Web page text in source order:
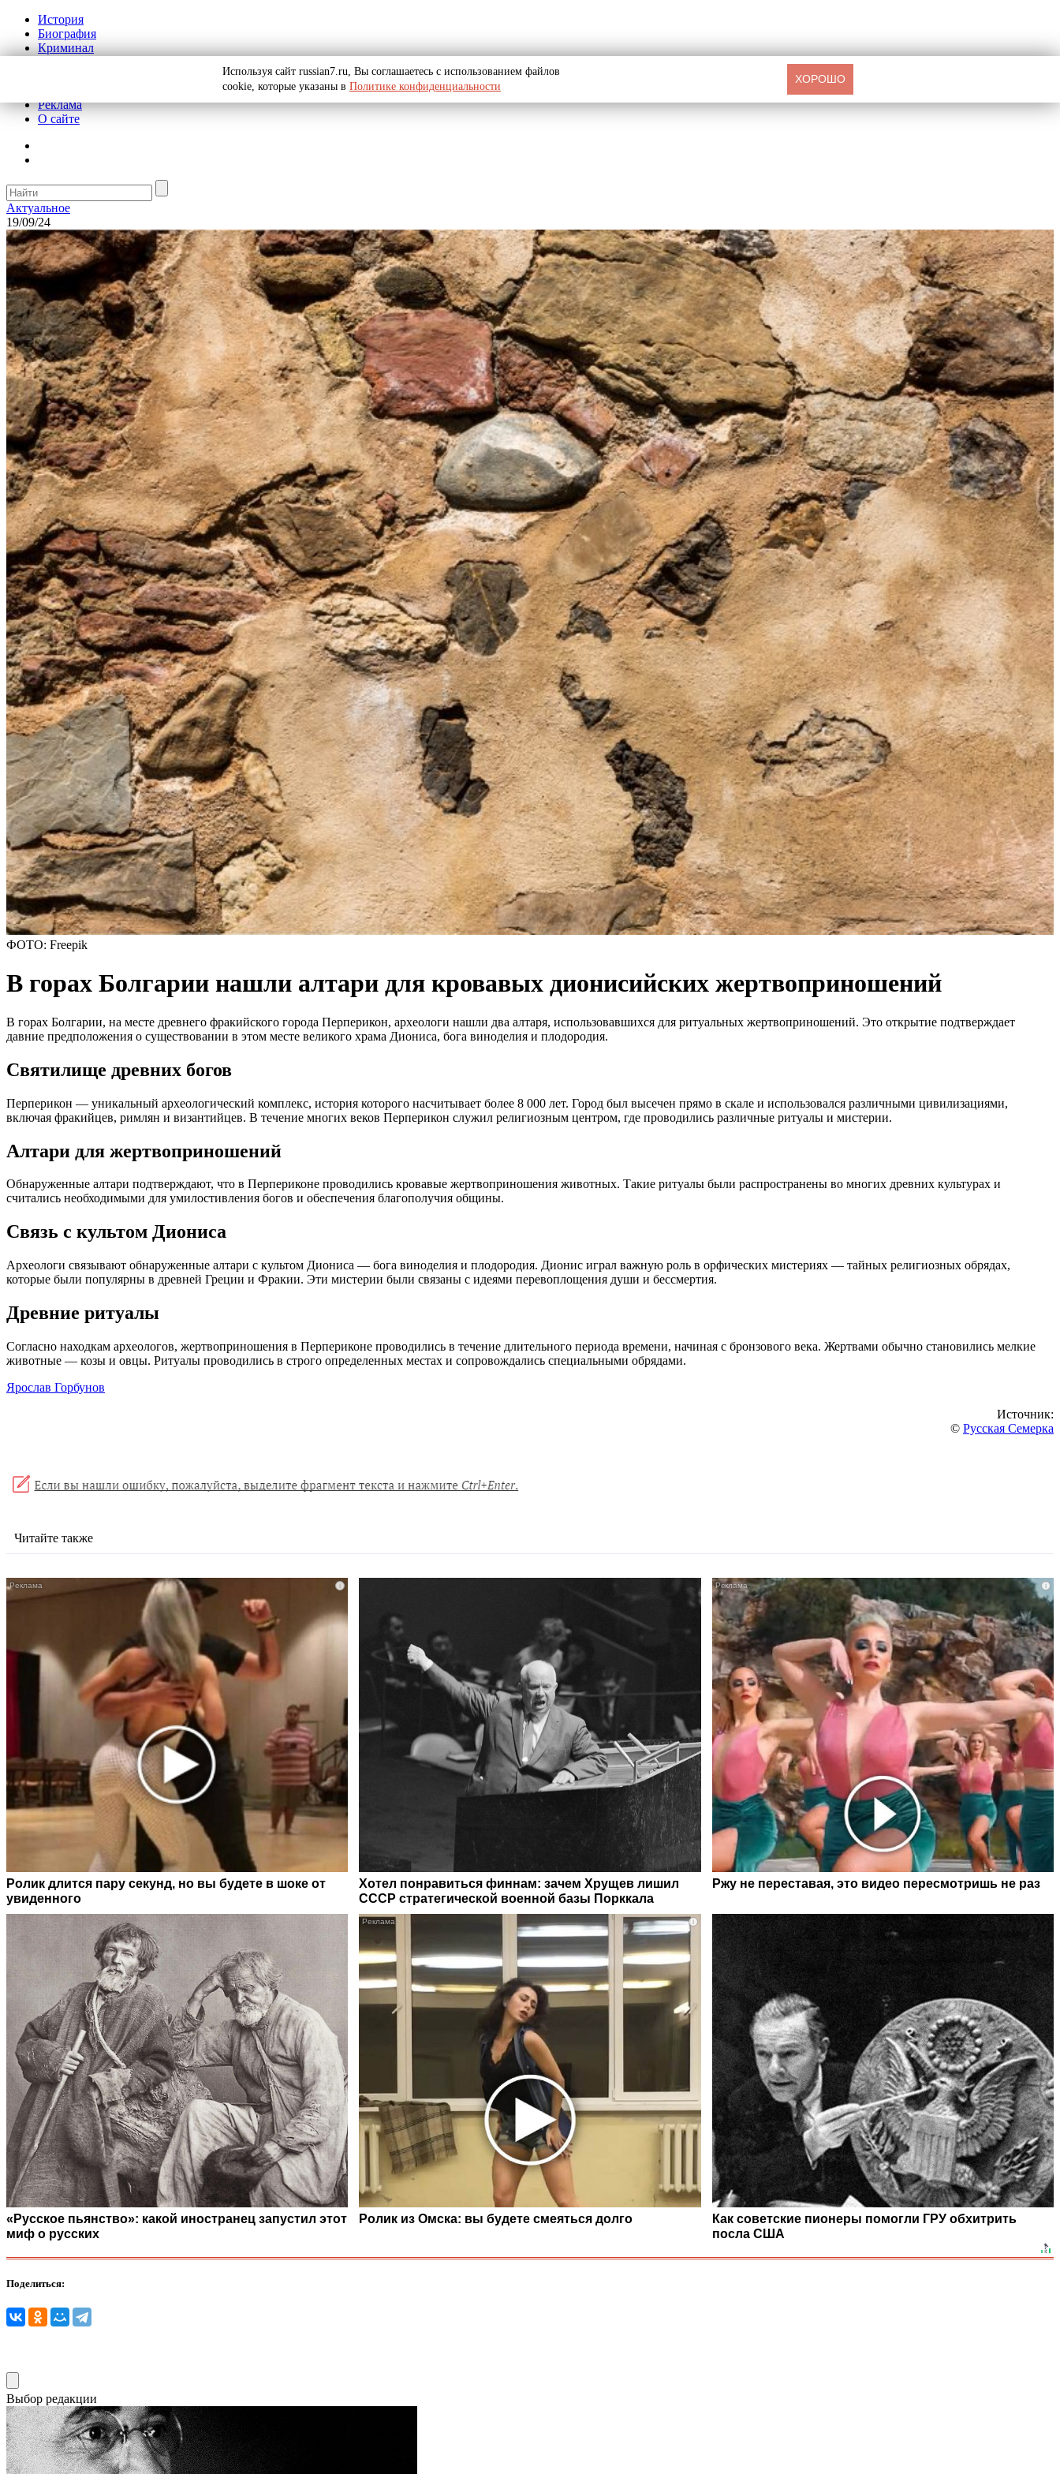
История
Биография
Криминал
Реклама
О сайте
Актуальное
19/09/24
ФОТО: Freepik
В горах Болгарии нашли алтари для кровавых дионисийских жертвоприношений
В горах Болгарии, на месте древнего фракийского города Перперикон, археологи нашли два алтаря, использовавшихся для ритуальных жертвоприношений. Это открытие подтверждает
давние предположения о существовании в этом месте великого храма Диониса, бога виноделия и плодородия.
Святилище древних богов
Перперикон — уникальный археологический комплекс, история которого насчитывает более 8 000 лет. Город был высечен прямо в скале и использовался различными цивилизациями,
включая фракийцев, римлян и византийцев. В течение многих веков Перперикон служил религиозным центром, где проводились различные ритуалы и мистерии.
Алтари для жертвоприношений
Обнаруженные алтари подтверждают, что в Перпериконе проводились кровавые жертвоприношения животных. Такие ритуалы были распространены во многих древних культурах и
считались необходимыми для умилостивления богов и обеспечения благополучия общины.
Связь с культом Диониса
Археологи связывают обнаруженные алтари с культом Диониса — бога виноделия и плодородия. Дионис играл важную роль в орфических мистериях — тайных религиозных обрядах,
которые были популярны в древней Греции и Фракии. Эти мистерии были связаны с идеями перевоплощения души и бессмертия.
Древние ритуалы
Согласно находкам археологов, жертвоприношения в Перпериконе проводились в течение длительного периода времени, начиная с бронзового века. Жертвами обычно становились мелкие
животные — козы и овцы. Ритуалы проводились в строго определенных местах и сопровождались специальными обрядами.
Ярослав Горбунов
Источник:
© Русская Семерка
Читайте также
i
Ролик длится пару секунд, но вы будете в шоке от
увиденного
Хотел понравиться финнам: зачем Хрущев лишил
СССР стратегической военной базы Порккала
i
Ржу не переставая, это видео пересмотришь не раз
«Русское пьянство»: какой иностранец запустил этот
миф о русских
i
Ролик из Омска: вы будете смеяться долго
Как советские пионеры помогли ГРУ обхитрить
посла США
Поделиться:
Выбор редакции
Используя сайт russian7.ru, Вы соглашаетесь с использованием файлов
cookie, которые указаны в Политике конфиденциальности
ХОРОШО